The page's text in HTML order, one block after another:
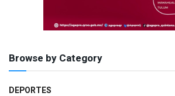
Browse by Category
DEPORTES